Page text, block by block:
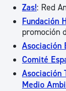
Zas!: Red
Fundación
promoción
Asociación
Comité
Asociación
Medio